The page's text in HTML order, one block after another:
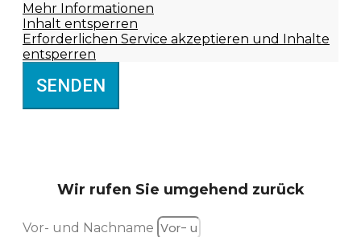
Mehr Informationen
Inhalt entsperren
Erforderlichen Service akzeptieren und Inhalte
entsperren
SENDEN
Wir rufen Sie umgehend zurück
Vor- und Nachname